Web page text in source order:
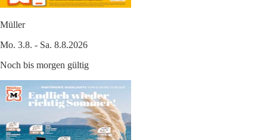
Müller
Mo. 3.8. - Sa. 8.8.2026
Noch bis morgen gültig